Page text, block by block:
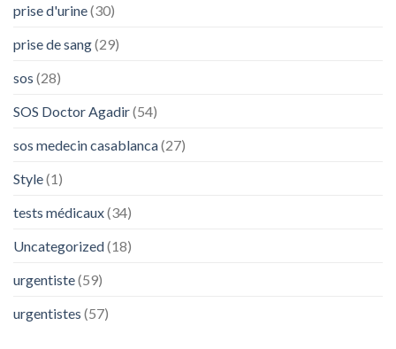
prise d'urine(30)
prise de sang(29)
sos (28)
SOS Doctor Agadir(54)
sos medecin casablanca(27)
Style(1)
tests médicaux(34)
Uncategorized(18)
urgentiste(59)
urgentistes (57)